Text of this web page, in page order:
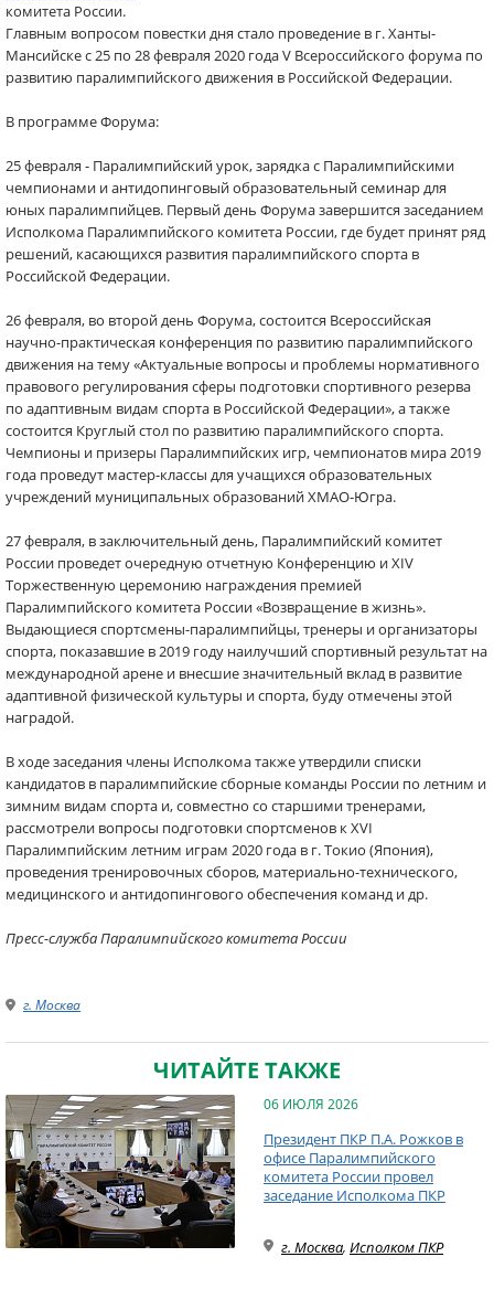
комитета России.
Главным вопросом повестки дня стало проведение в г. Ханты-
Мансийске с 25 по 28 февраля 2020 года V Всероссийского форума по
развитию паралимпийского движения в Российской Федерации.
В программе Форума:
25 февраля - Паралимпийский урок, зарядка с Паралимпийскими
чемпионами и антидопинговый образовательный семинар для
юных паралимпийцев. Первый день Форума завершится заседанием
Исполкома Паралимпийского комитета России, где будет принят ряд
решений, касающихся развития паралимпийского спорта в
Российской Федерации.
26 февраля, во второй день Форума, состоится Всероссийская
научно-практическая конференция по развитию паралимпийского
движения на тему «Актуальные вопросы и проблемы нормативного
правового регулирования сферы подготовки спортивного резерва
по адаптивным видам спорта в Российской Федерации», а также
состоится Круглый стол по развитию паралимпийского спорта.
Чемпионы и призеры Паралимпийских игр, чемпионатов мира 2019
года проведут мастер-классы для учащихся образовательных
учреждений муниципальных образований ХМАО-Югра.
27 февраля, в заключительный день, Паралимпийский комитет
России проведет очередную отчетную Конференцию и XIV
Торжественную церемонию награждения премией
Паралимпийского комитета России «Возвращение в жизнь».
Выдающиеся спортсмены-паралимпийцы, тренеры и организаторы
спорта, показавшие в 2019 году наилучший спортивный результат на
международной арене и внесшие значительный вклад в развитие
адаптивной физической культуры и спорта, буду отмечены этой
наградой.
В ходе заседания члены Исполкома также утвердили списки
кандидатов в паралимпийские сборные команды России по летним и
зимним видам спорта и, совместно со старшими тренерами,
рассмотрели вопросы подготовки спортсменов к XVI
Паралимпийским летним играм 2020 года в г. Токио (Япония),
проведения тренировочных сборов, материально-технического,
медицинского и антидопингового обеспечения команд и др.
Пресс-служба Паралимпийского комитета России
г. Москва
ЧИТАЙТЕ ТАКЖЕ
06 ИЮЛЯ 2026
Президент ПКР П.А. Рожков в
офисе Паралимпийского
комитета России провел
заседание Исполкома ПКР
г. Москва, Исполком ПКР